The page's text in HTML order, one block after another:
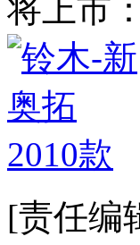
将上市
[责任编